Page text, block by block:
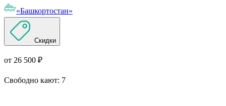
«Башкортостан»
Скидки
от 26 500 ₽
Свободно кают: 7